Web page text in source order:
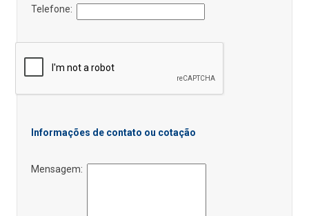
Telefone:
Informações de contato ou cotação
Mensagem: